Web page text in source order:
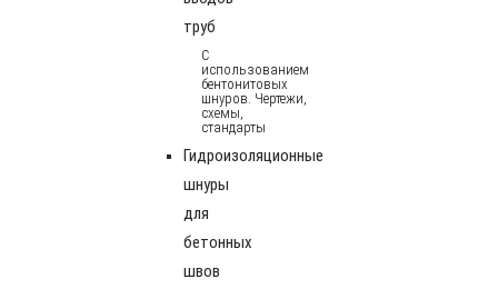
труб
С
использованием
бентонитовых
шнуров. Чертежи,
схемы,
стандарты
Гидроизоляционные
шнуры
для
бетонных
швов